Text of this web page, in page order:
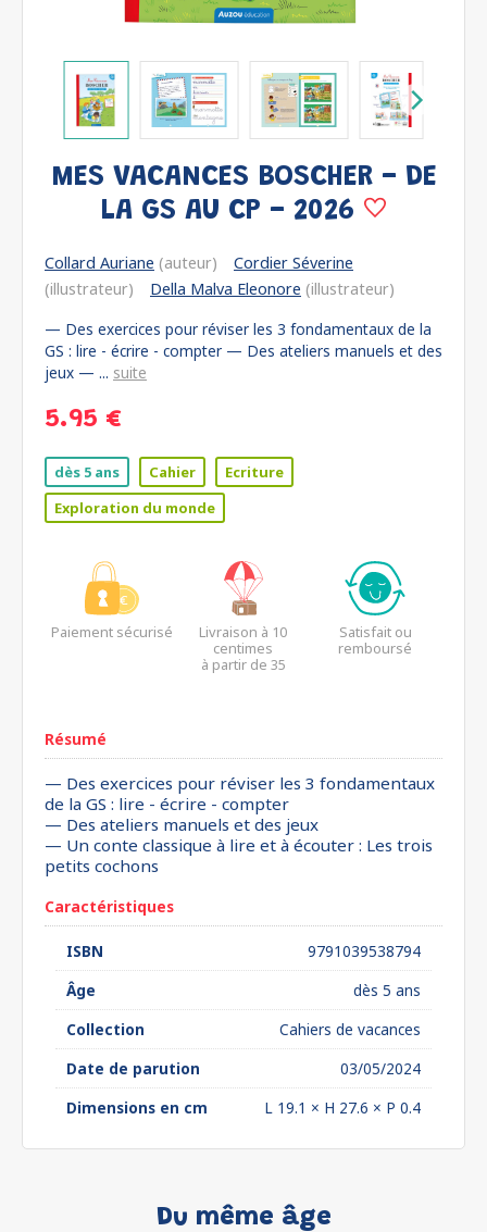
MES VACANCES BOSCHER - DE
LA GS AU CP - 2026
Collard Auriane (auteur)
Cordier Séverine
(illustrateur)
Della Malva Eleonore (illustrateur)
— Des exercices pour réviser les 3 fondamentaux de la
GS : lire - écrire - compter — Des ateliers manuels et des
jeux — ... suite
5.95 €
dès 5 ans Cahier
Ecriture
Exploration du monde
Paiement sécurisé
Livraison à 10
centimes
à partir de 35
Satisfait ou
remboursé
Résumé
— Des exercices pour réviser les 3 fondamentaux
de la GS : lire - écrire - compter
— Des ateliers manuels et des jeux
— Un conte classique à lire et à écouter : Les trois
petits cochons
Caractéristiques
ISBN
9791039538794
Âge
dès 5 ans
Collection
Cahiers de vacances
Date de parution
03/05/2024
Dimensions en cm
L 19.1 × H 27.6 × P 0.4
Du même âge